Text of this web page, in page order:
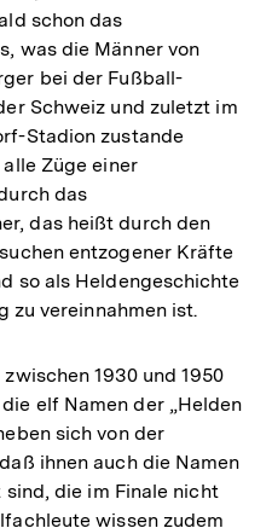
schon das
was die Männer von
bei der Fußball-
Schweiz und zuletzt im
Stadion zustande
Züge einer
das
das heißt durch den
entzogener Kräfte
so als Heldengeschichte
zu vereinnahmen ist.
1930 und 1950
elf Namen der „Helden
sich von der
ihnen auch die Namen
die im Finale nicht
wissen zudem